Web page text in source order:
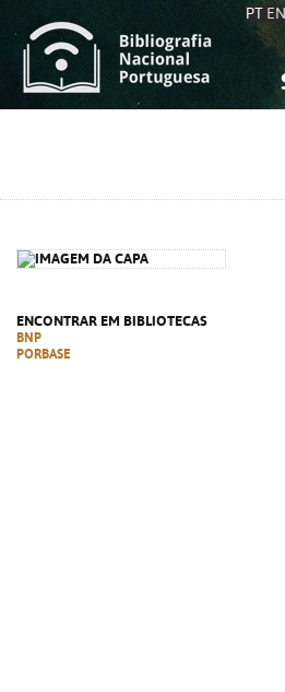
PT EN
ENCONTRAR EM BIBLIOTECAS
BNP
PORBASE